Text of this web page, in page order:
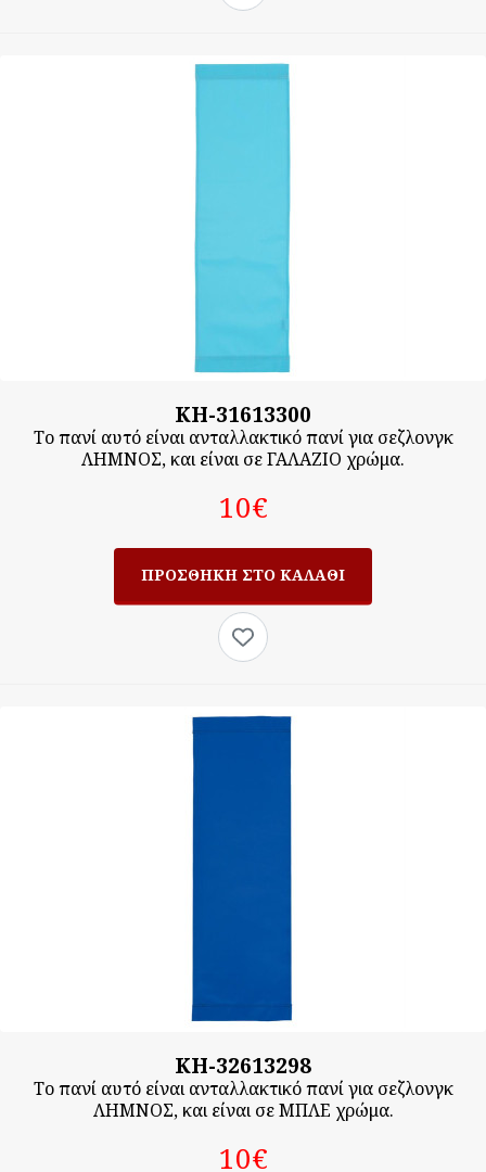
KH-31613300
Το πανί αυτό είναι ανταλλακτικό πανί για σεζλονγκ
ΛΗΜΝΟΣ, και είναι σε ΓΑΛΑΖΙΟ χρώμα.
10‎€
KH-32613298
Το πανί αυτό είναι ανταλλακτικό πανί για σεζλονγκ
ΛΗΜΝΟΣ, και είναι σε ΜΠΛΕ χρώμα.
10‎€